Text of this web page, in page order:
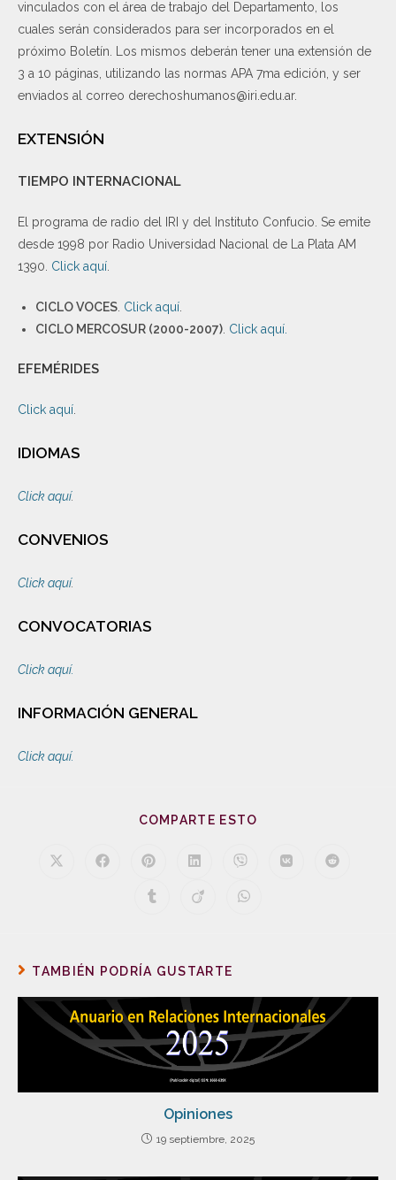
vinculados con el área de trabajo del Departamento, los
cuales serán considerados para ser incorporados en el
próximo Boletín. Los mismos deberán tener una extensión de
3 a 10 páginas, utilizando las normas APA 7ma edición, y ser
enviados al correo derechoshumanos@iri.edu.ar.
EXTENSIÓN
TIEMPO INTERNACIONAL
El programa de radio del IRI y del Instituto Confucio. Se emite
desde 1998 por Radio Universidad Nacional de La Plata AM
1390. Click aquí
CICLO VOCES Click aquí
CICLO MERCOSUR (2000-2007) Click aquí.
EFEMÉRIDES
Click aquí
IDIOMAS
Click aquí.
CONVENIOS
Click aquí.
CONVOCATORIAS
Click aquí.
INFORMACIÓN GENERAL
Click aquí.
COMPARTE ESTO
TAMBIÉN PODRÍA GUSTARTE
Opiniones
19 septiembre, 2025